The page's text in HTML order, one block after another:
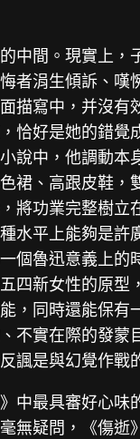
中間。現實上，
者涓生傾訴、嘆
描寫中，并沒有
恰好是她的錯覺
說中，他調動本
裙、高跟皮鞋，
將功業完整樹立
水平上能夠是許
個魯迅意義上的
四新女性的原型
，同時還能保有
不實在際的發蒙
諷是與幻覺作戰
中最具審好心味
無疑問，《傷逝